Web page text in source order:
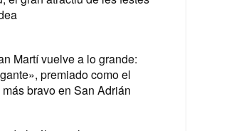
Martí vuelve a lo grande:
premiado como el
bravo en San Adrián